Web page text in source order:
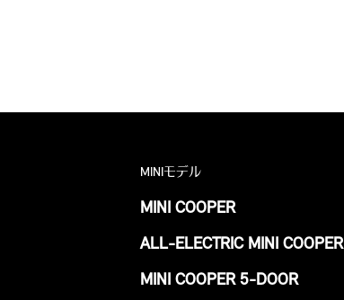
MINIモデル
MINI COOPER
ALL-ELECTRIC MINI COOPER
MINI COOPER 5-DOOR